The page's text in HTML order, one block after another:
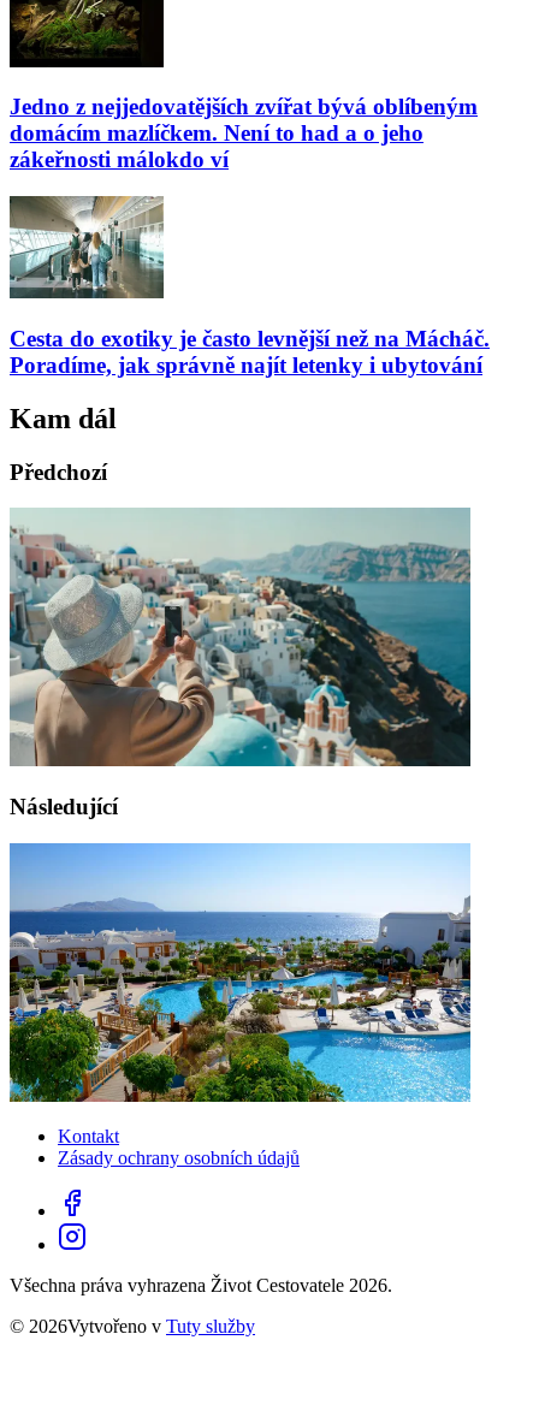
Jedno z nejjedovatějších zvířat bývá oblíbeným
domácím mazlíčkem. Není to had a o jeho
zákeřnosti málokdo ví
Cesta do exotiky je často levnější než na Mácháč.
Poradíme, jak správně najít letenky i ubytování
Kam dál
Předchozí
Následující
Kontakt
Zásady ochrany osobních údajů
Všechna práva vyhrazena Život Cestovatele 2026.
© 2026Vytvořeno v Tuty služby